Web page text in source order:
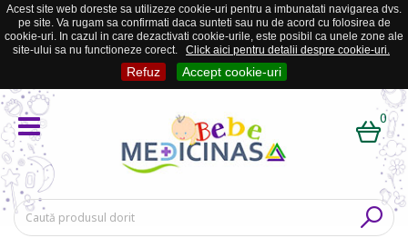
Acest site web doreste sa utilizeze cookie-uri pentru a imbunatati navigarea dvs.
pe site. Va rugam sa confirmati daca sunteti sau nu de acord cu folosirea de
cookie-uri. In cazul in care dezactivati cookie-urile, este posibil ca unele zone ale
site-ului sa nu functioneze corect.
Click aici pentru detalii despre cookie-uri.
Refuz Accept cookie-uri
0